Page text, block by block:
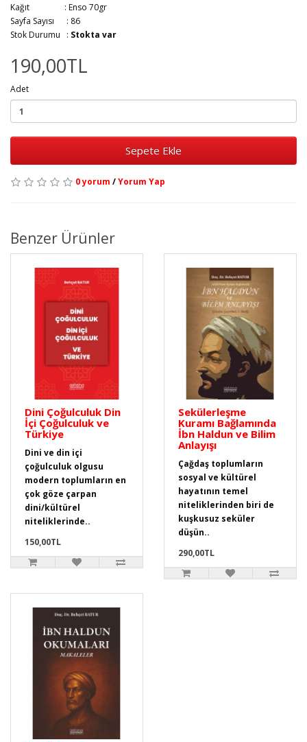
Kağıt : Enso 70gr
Sayfa Sayısı : 86
Stok Durumu : Stokta var
190,00TL
Adet
Sepete Ekle
0 yorum /Yorum Yap
Benzer Ürünler
Dini Çoğulculuk Din
İçi Çoğulculuk ve
Türkiye
Dini ve din içi
çoğulculuk olgusu
modern toplumların en
çok göze çarpan
dini/kültürel
niteliklerinde..
150,00TL
Sekülerleşme
Kuramı Bağlamında
İbn Haldun ve Bilim
Anlayışı
Çağdaş toplumların
sosyal ve kültürel
hayatının temel
niteliklerinden biri de
kuşkusuz seküler
düşün..
290,00TL